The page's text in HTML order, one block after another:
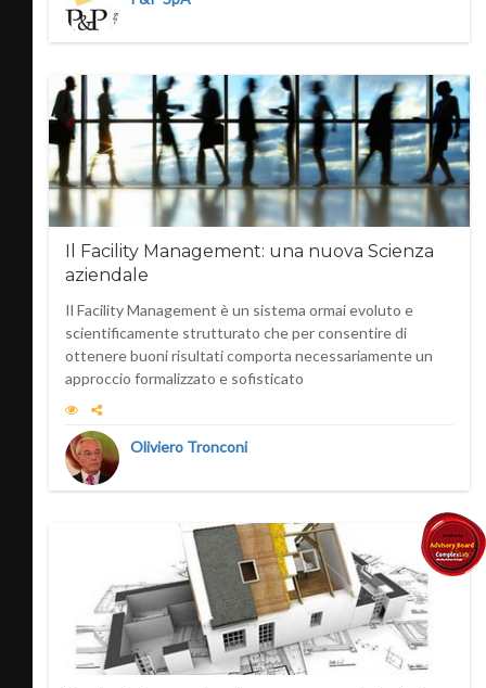
Il Facility Management: una nuova Scienza
aziendale
Il Facility Management è un sistema ormai evoluto e
scientificamente strutturato che per consentire di
ottenere buoni risultati comporta necessariamente un
approccio formalizzato e sofisticato
Oliviero Tronconi